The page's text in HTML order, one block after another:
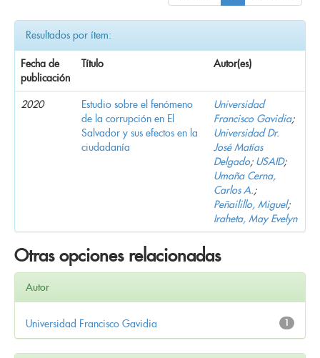
Resultados por ítem:
Fecha de
publicación
Título Autor(es)
2020
Estudio sobre el fenómeno
de la corrupción en El
Salvador y sus efectos en la
ciudadanía
Universidad
Francisco Gavidia;
Universidad Dr.
José Matías
Delgado; USAID;
Umaña Cerna,
Carlos A.;
Peñailillo, Miguel;
Iraheta, May Evelyn
Otras opciones relacionadas
Autor
1
Universidad Francisco Gavidia